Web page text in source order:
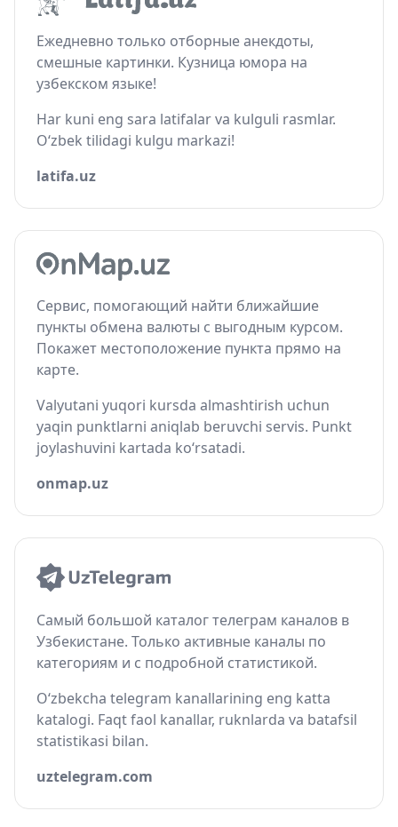
Ежедневно только отборные анекдоты,
смешные картинки. Кузница юмора на
узбекском языке!
Har kuni eng sara latifalar va kulguli rasmlar.
O‘zbek tilidagi kulgu markazi!
latifa.uz
Сервис, помогающий найти ближайшие
пункты обмена валюты с выгодным курсом.
Покажет местоположение пункта прямо на
карте.
Valyutani yuqori kursda almashtirish uchun
yaqin punktlarni aniqlab beruvchi servis. Punkt
joylashuvini kartada ko‘rsatadi.
onmap.uz
Самый большой каталог телеграм каналов в
Узбекистане. Только активные каналы по
категориям и с подробной статистикой.
O‘zbekcha telegram kanallarining eng katta
katalogi. Faqt faol kanallar, ruknlarda va batafsil
statistikasi bilan.
uztelegram.com